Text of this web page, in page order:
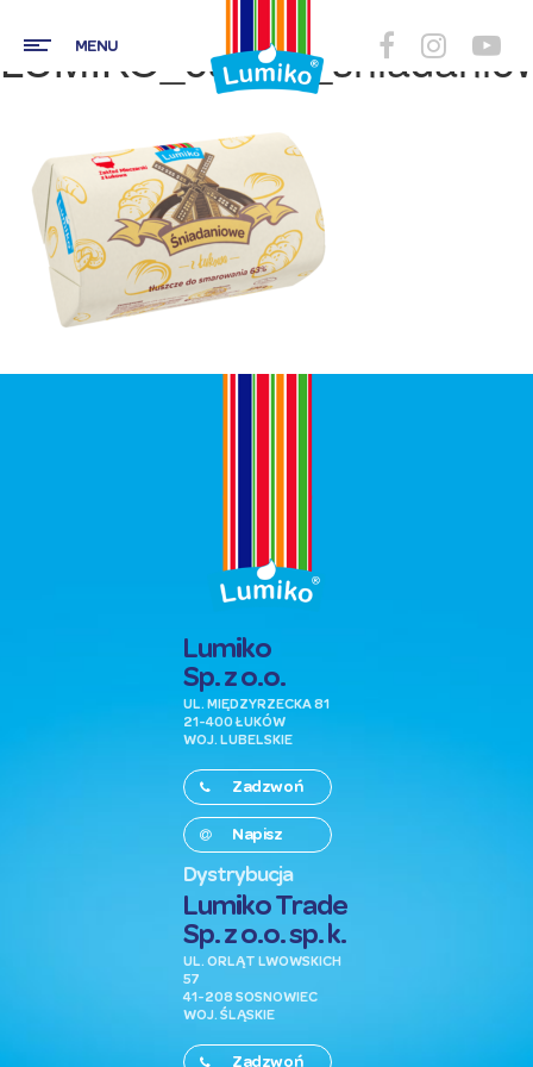
MENU
Lumiko
Sp. z o.o.
UL. MIĘDZYRZECKA 81
21-400 ŁUKÓW
WOJ. LUBELSKIE
Zadzwoń
Napisz
Dystrybucja
Lumiko Trade
Sp. z o.o. sp. k.
UL. ORLĄT LWOWSKICH
57
41-208 SOSNOWIEC
WOJ. ŚLĄSKIE
Zadzwoń